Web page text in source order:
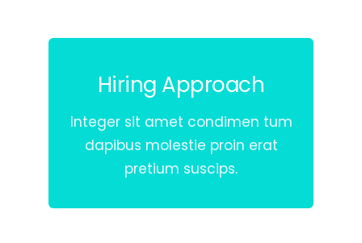
Hiring Approach
Integer sit amet condimen tum
dapibus molestie proin erat
pretium suscips.
Your Content Goes Here
hiring approach